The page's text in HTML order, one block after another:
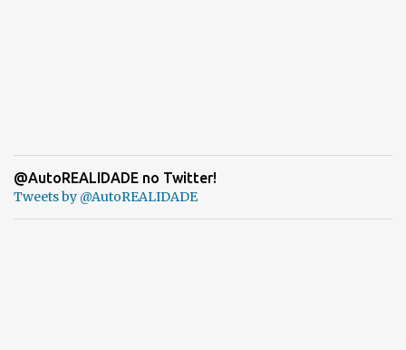
@AutoREALIDADE no Twitter!
Tweets by @AutoREALIDADE